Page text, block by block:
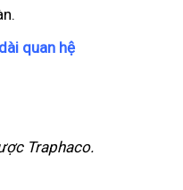
quan hệ
Traphaco.